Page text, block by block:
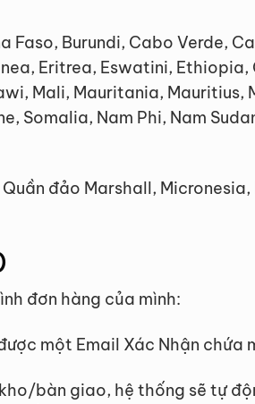
Burundi, Cabo Verde,
Eritrea, Eswatini, Ethiopia,
Mali, Mauritania, Mauritius,
Somalia, Nam Phi, Nam
đảo Marshall,
đơn hàng của mình:
một Email Xác Nhận chứa
bàn giao, hệ thống sẽ tự